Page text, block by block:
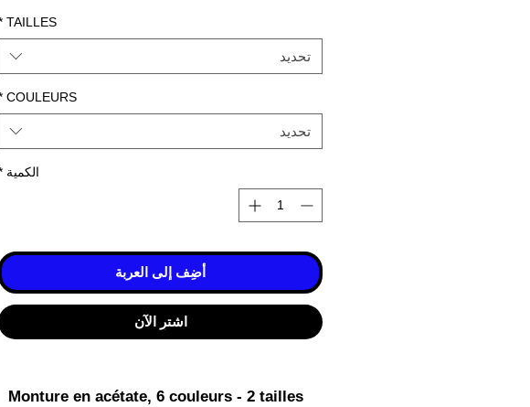
TAILLES
تحديد
COULEURS
تحديد
الكمية
أضِف إلى العربة
اشترِ الآن
Monture en acétate, 6 couleurs - 2 tailles